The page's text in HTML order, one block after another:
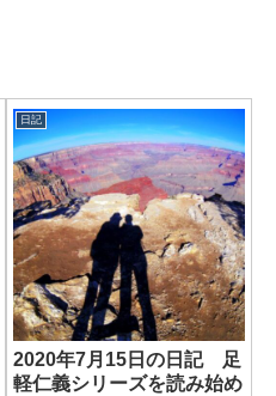
日記
2020年7月15日の日記 足
軽仁義シリーズを読み始め